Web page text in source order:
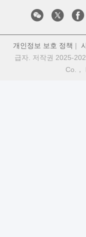
개인정보 보호 정책 |
급자. 저작권 2025-
Co.，